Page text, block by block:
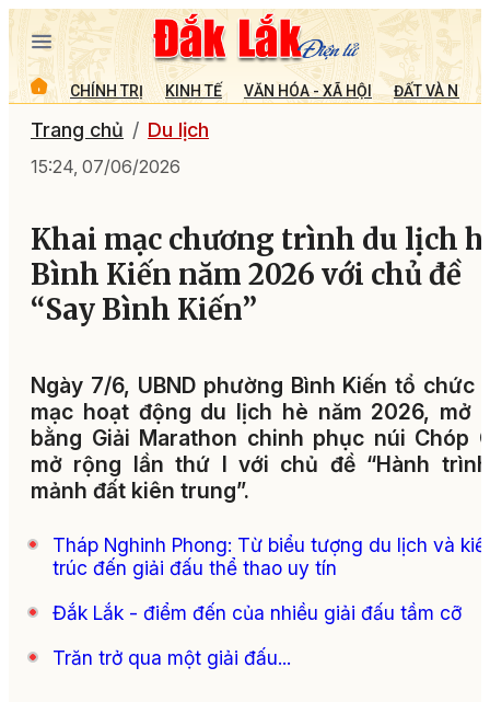
CHÍNH TRỊ KINH TẾ VĂN HÓA - XÃ HỘI ĐẤT VÀ
Trang chủ Du lịch
15:24, 07/06/2026
Khai mạc chương trình du lịch
Bình Kiến năm 2026 với chủ đề
“Say Bình Kiến”
Ngày 7/6, UBND phường Bình Kiến tổ chức
mạc hoạt động du lịch hè năm 2026, mở
bằng Giải Marathon chinh phục núi Chóp
mở rộng lần thứ I với chủ đề “Hành
mảnh đất kiên trung”.
Tháp Nghinh Phong: Từ biểu tượng du lịch và
trúc đến giải đấu thể thao uy tín
Đắk Lắk - điểm đến của nhiều giải đấu tầm cỡ
Trăn trở qua một giải đấu...